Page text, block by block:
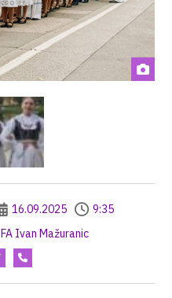
16.09.2025
9:35
FA Ivan Mažuranic